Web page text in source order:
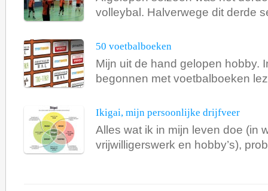
volleybal. Halverwege dit derde
50 voetbalboeken
Mijn uit de hand gelopen hobby.
begonnen met voetbalboeken
Ikigai, mijn persoonlijke drijfveer
Alles wat ik in mijn leven doe (in
vrijwilligerswerk en hobby’s),